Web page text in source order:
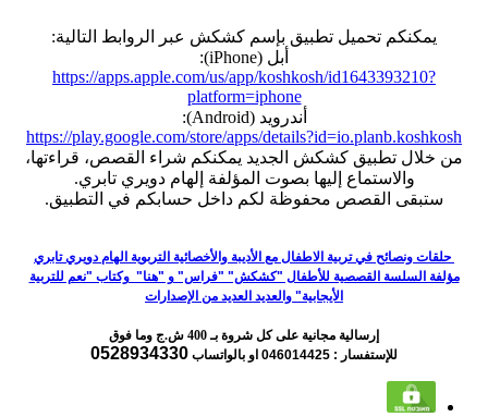
يمكنكم تحميل تطبيق بإسم كشكش عبر الروابط التالية:
أبل (iPhone):
https://apps.apple.com/us/app/koshkosh/id1643393210?
platform=iphone
أندرويد (Android):
https://play.google.com/store/apps/details?id=io.planb.koshkosh
من خلال تطبيق كشكش الجديد يمكنكم شراء القصص، قراءتها،
والاستماع إليها بصوت المؤلفة إلهام دويري تابري.
ستبقى القصص محفوظة لكم داخل حسابكم في التطبيق.
حلقات ونصائح في تربية الاطفال مع الأديبة والأخصائية التربوية الهام دويري تابري
مؤلفة السلسة القصصية للأطفال "كشكش" "فراس" و "هنا" وكتاب "نعم للتربية
الأيجابية" والعديد العديد من الإصدارات
إرسالية مجانية على كل شروة بـ 400 ش.ج وما فوق
للإستفسار : 046014425
او بالواتساب 0528934330